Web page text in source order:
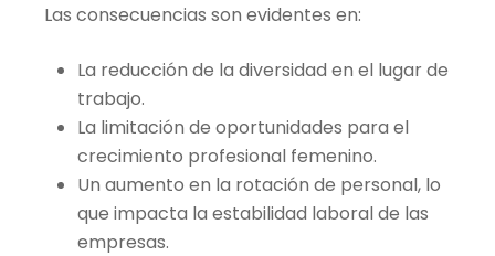
Las consecuencias son evidentes en:
La reducción de la diversidad en el lugar de
trabajo.
La limitación de oportunidades para el
crecimiento profesional femenino.
Un aumento en la rotación de personal, lo
que impacta la estabilidad laboral de las
empresas.